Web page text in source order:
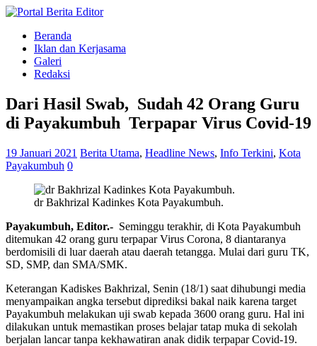
Beranda
Iklan dan Kerjasama
Galeri
Redaksi
Dari Hasil Swab, Sudah 42 Orang Guru
di Payakumbuh Terpapar Virus Covid-19
19 Januari 2021 Berita Utama, Headline News, Info Terkini, Kota
Payakumbuh 0
dr Bakhrizal Kadinkes Kota Payakumbuh.
Payakumbuh, Editor.- Seminggu terakhir, di Kota Payakumbuh
ditemukan 42 orang guru terpapar Virus Corona, 8 diantaranya
berdomisili di luar daerah atau daerah tetangga. Mulai dari guru TK,
SD, SMP, dan SMA/SMK.
Keterangan Kadiskes Bakhrizal, Senin (18/1) saat dihubungi media
menyampaikan angka tersebut diprediksi bakal naik karena target
Payakumbuh melakukan uji swab kepada 3600 orang guru. Hal ini
dilakukan untuk memastikan proses belajar tatap muka di sekolah
berjalan lancar tanpa kekhawatiran anak didik terpapar Covid-19.